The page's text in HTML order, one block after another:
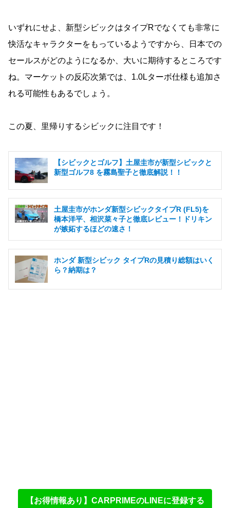
いずれにせよ、新型シビックはタイプRでなくても非常に
快活なキャラクターをもっているようですから、日本での
セールスがどのようになるか、大いに期待するところです
ね。マーケットの反応次第では、1.0Lターボ仕様も追加さ
れる可能性もあるでしょう。
この夏、里帰りするシビックに注目です！
【シビックとゴルフ】土屋圭市が新型シビックと
新型ゴルフ8 を霧島聖子と徹底解説！！
土屋圭市がホンダ新型シビックタイプR (FL5)を
橋本洋平、相沢菜々子と徹底レビュー！ドリキン
が嫉妬するほどの速さ！
ホンダ 新型シビック タイプRの見積り総額はいく
ら？納期は？
【お得情報あり】CARPRIMEのLINEに登録する